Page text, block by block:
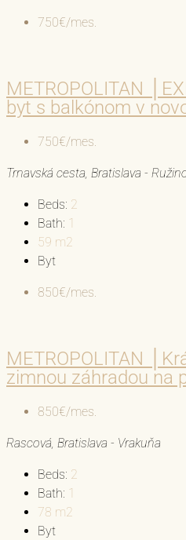
750€/mes.
METROPOLITAN
byt s balkónom v
750€/mes.
Trnavská cesta, Bratislava -
Beds: 2
Bath: 1
59 m2
Byt
850€/mes.
METROPOLITAN
zimnou záhradou na
850€/mes.
Rascová, Bratislava - Vrakuňa
Beds: 2
Bath: 1
78 m2
Byt